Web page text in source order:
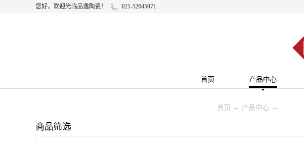
您好，欢迎光临品逸陶瓷！ 021-52045971
首页 产品中心
首页 → 产品中心 →
商品筛选